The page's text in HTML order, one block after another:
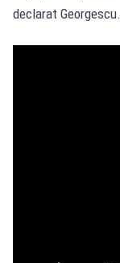
declarat Georgescu.